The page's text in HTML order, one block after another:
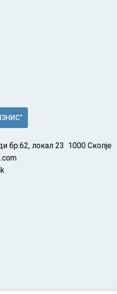
бр.62, локал 23 1000 Скопје